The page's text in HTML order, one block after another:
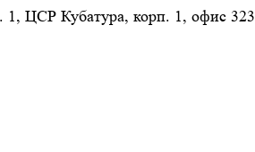
1, ЦСР Кубатура, корп. 1, офис 323